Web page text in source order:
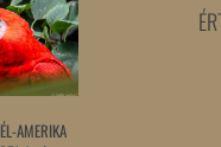
AMERIKA